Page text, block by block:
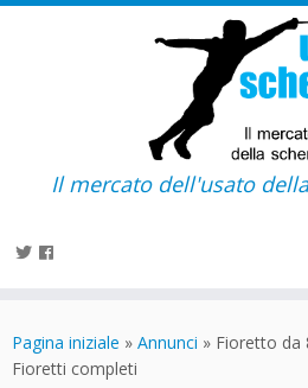
contenuto
Il mercato dell'usato
Pagina iniziale » Annunci » Fioretto da
Fioretti completi